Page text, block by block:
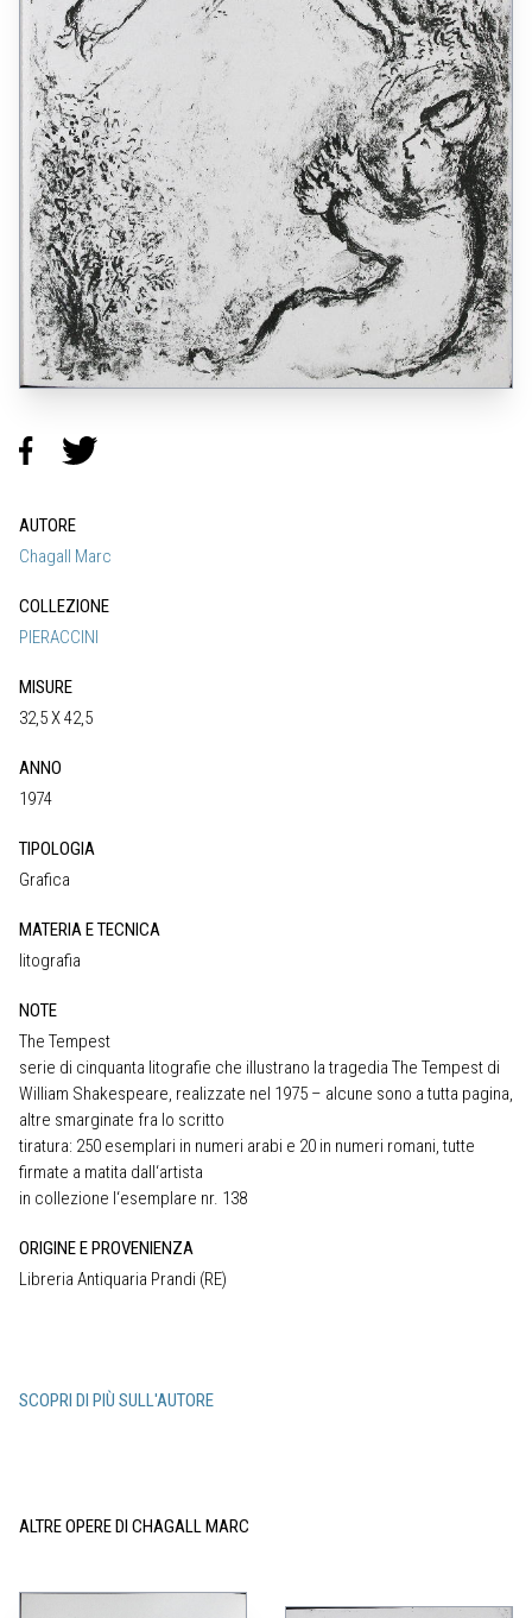
AUTORE
Chagall Marc
COLLEZIONE
PIERACCINI
MISURE
32,5 X 42,5
ANNO
1974
TIPOLOGIA
Grafica
MATERIA E TECNICA
litografia
NOTE
The Tempest
serie di cinquanta litografie che illustrano la tragedia The Tempest di
William Shakespeare, realizzate nel 1975 – alcune sono a tutta pagina,
altre smarginate fra lo scritto
tiratura: 250 esemplari in numeri arabi e 20 in numeri romani, tutte
firmate a matita dall‘artista
in collezione l‘esemplare nr. 138
ORIGINE E PROVENIENZA
Libreria Antiquaria Prandi (RE)
SCOPRI DI PIÙ SULL'AUTORE
ALTRE OPERE DI CHAGALL MARC